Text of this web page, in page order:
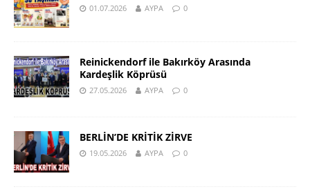
01.07.2026 AYPA 0
Reinickendorf ile Bakırköy Arasında
Kardeşlik Köprüsü
27.05.2026 AYPA 0
BERLİN’DE KRİTİK ZİRVE
19.05.2026 AYPA 0